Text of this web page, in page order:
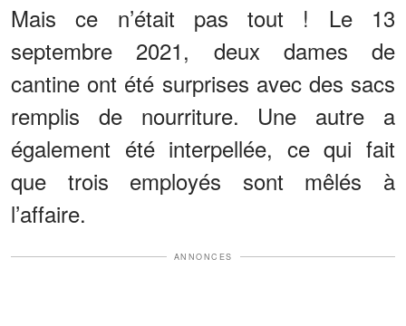
Mais ce n’était pas tout ! Le 13
septembre 2021, deux dames de
cantine ont été surprises avec des sacs
remplis de nourriture. Une autre a
également été interpellée, ce qui fait
que trois employés sont mêlés à
l’affaire.
ANNONCES